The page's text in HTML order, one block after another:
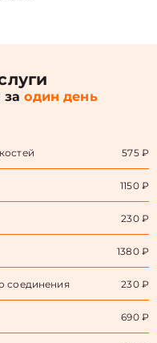
заодин день
575 ₽
1150 ₽
230 ₽
1380 ₽
соединения 230 ₽
690 ₽